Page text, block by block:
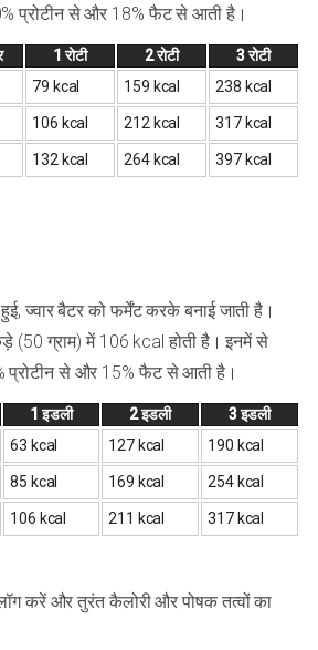
प्रोटीन से और 18% फैट से आती है।
1 रोटी 2 रोटी
3 रोटी
79 kcal 159 kcal 238 kcal
106 kcal 212 kcal 317 kcal
132 kcal 264 kcal 397 kcal
ज्वार बैटर को फर्मेंट करके बनाई जाती है।
(50 ग्राम) में 106 kcal होती है। इनमें से
प्रोटीन से और 15% फैट से आती है।
1 इडली 2 इडली
3 इडली
63 kcal 127 kcal 190 kcal
85 kcal 169 kcal 254 kcal
106 kcal 211 kcal 317 kcal
करें और तुरंत कैलोरी और पोषक तत्वों का